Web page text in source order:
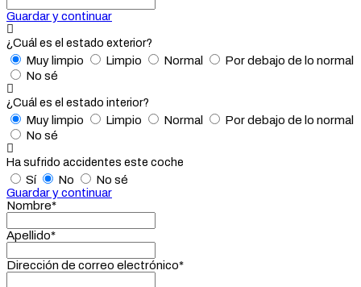
Guardar y continuar
¿Cuál es el estado exterior?
Muy limpio Limpio Normal
Por debajo de lo normal
No sé
¿Cuál es el estado interior?
Muy limpio Limpio Normal
Por debajo de lo normal
No sé
Ha sufrido accidentes este coche
Sí No
No sé
Guardar y continuar
Nombre*
Apellido*
Dirección de correo electrónico*